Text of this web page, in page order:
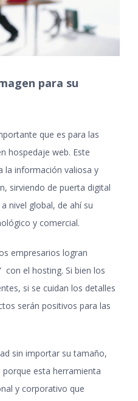
para su
que es para las
hospedaje web. Este
la información valiosa y
sirviendo de puerta digital
nivel global, de ahí su
y comercial.
empresarios logran
con el hosting. Si bien los
si se cuidan los detalles
serán positivos para las
sin importar su tamaño,
esta herramienta
y corporativo que